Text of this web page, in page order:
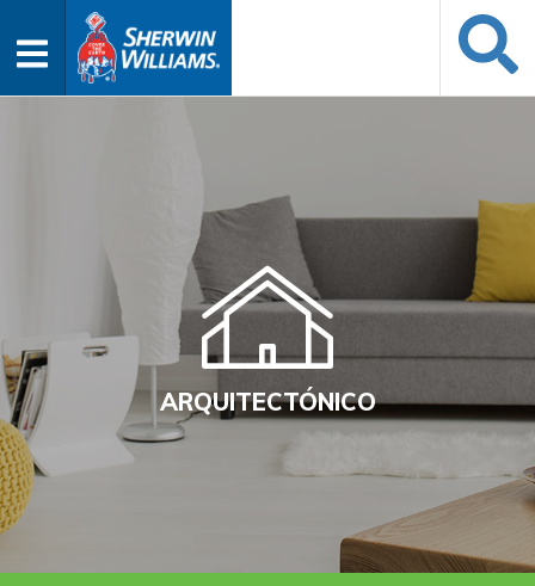
ARQUITECTÓNICO